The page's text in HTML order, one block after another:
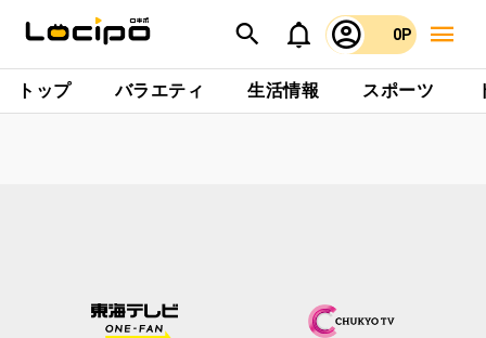
0P
トップ バラエティ 生活情報 スポーツ